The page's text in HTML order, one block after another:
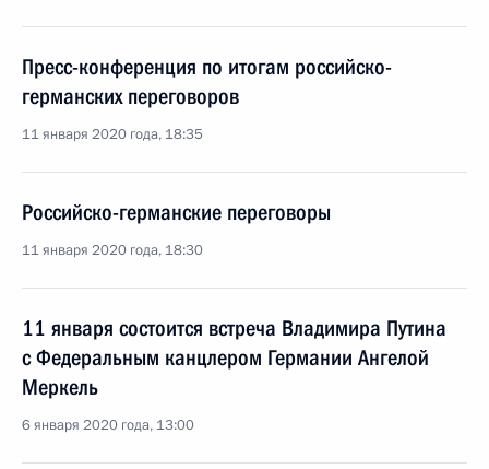
Пресс-конференция по итогам российско-
германских переговоров
11 января 2020 года, 18:35
Российско-германские переговоры
11 января 2020 года, 18:30
11 января состоится встреча Владимира Путина
с Федеральным канцлером Германии Ангелой
Меркель
6 января 2020 года, 13:00